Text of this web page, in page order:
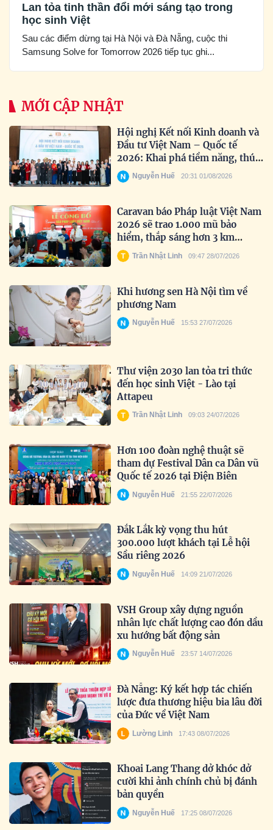
Lan tỏa tinh thần đổi mới sáng tạo trong
học sinh Việt
Sau các điểm dừng tại Hà Nội và Đà Nẵng, cuộc thi
Samsung Solve for Tomorrow 2026 tiếp tục ghi...
MỚI CẬP NHẬT
Hội nghị Kết nối Kinh doanh và
Đầu tư Việt Nam – Quốc tế
2026: Khai phá tiềm năng, thúc
đẩy hợp tác toàn cầu
Nguyễn Huế 20:31 01/08/2026
Caravan báo Pháp luật Việt Nam
2026 sẽ trao 1.000 mũ bảo
hiểm, thắp sáng hơn 3 km
đường biên
Trần Nhật Linh 09:47 28/07/2026
Khi hương sen Hà Nội tìm về
phương Nam
Nguyễn Huế 15:53 27/07/2026
Thư viện 2030 lan tỏa tri thức
đến học sinh Việt - Lào tại
Attapeu
Trần Nhật Linh 09:03 24/07/2026
Hơn 100 đoàn nghệ thuật sẽ
tham dự Festival Dân ca Dân vũ
Quốc tế 2026 tại Điện Biên
Nguyễn Huế 21:55 22/07/2026
Đắk Lắk kỳ vọng thu hút
300.000 lượt khách tại Lễ hội
Sầu riêng 2026
Nguyễn Huế 14:09 21/07/2026
VSH Group xây dựng nguồn
nhân lực chất lượng cao đón dầu
xu hướng bất động sản
Nguyễn Huế 23:57 14/07/2026
Đà Nẵng: Ký kết hợp tác chiến
lược đưa thương hiệu bia lâu đời
của Đức về Việt Nam
Lường Linh 17:43 08/07/2026
Khoai Lang Thang dở khóc dở
cười khi ảnh chính chủ bị đánh
bản quyền
Nguyễn Huế 17:25 08/07/2026